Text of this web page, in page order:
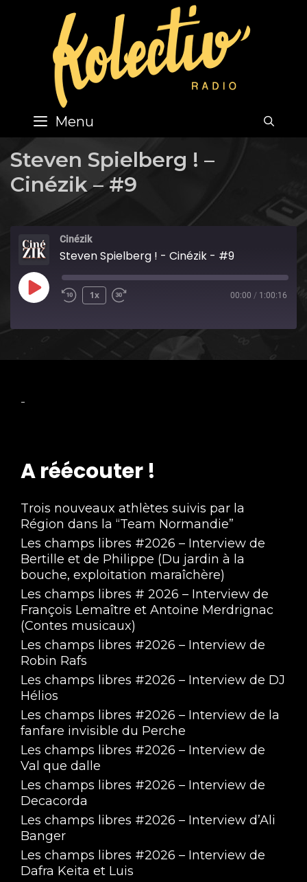
content
Menu
Steven Spielberg ! –
Cinézik – #9
Cinézik
Steven Spielberg ! - Cinézik - #9
Play
1x 00:00 / 1:00:16
-
A réécouter !
Trois nouveaux athlètes suivis par la
Région dans la “Team Normandie”
Les champs libres #2026 – Interview de
Bertille et de Philippe (Du jardin à la
bouche, exploitation maraîchère)
Les champs libres # 2026 – Interview de
François Lemaître et Antoine Merdrignac
(Contes musicaux)
Les champs libres #2026 – Interview de
Robin Rafs
Les champs libres #2026 – Interview de DJ
Hélios
Les champs libres #2026 – Interview de la
fanfare invisible du Perche
Les champs libres #2026 – Interview de
Val que dalle
Les champs libres #2026 – Interview de
Decacorda
Les champs libres #2026 – Interview d’Ali
Banger
Les champs libres #2026 – Interview de
Dafra Keita et Luis